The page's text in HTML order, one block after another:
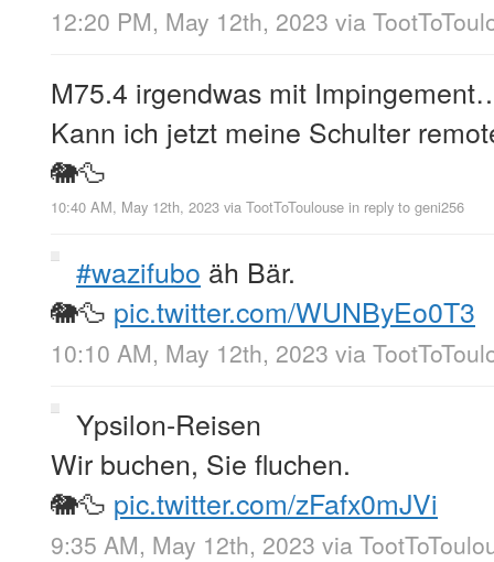
12:20 PM, May 12th, 2023 via
M75.4 irgendwas mit
Kann ich jetzt meine Schulter
🐘🦆
10:40 AM, May 12th, 2023 via TootToToulouse in reply to geni256
#wazifubo äh Bär.
🐘🦆 pic.twitter.com/WUNByEo0T3
10:10 AM, May 12th, 2023 via
Ypsilon-Reisen
Wir buchen, Sie fluchen.
🐘🦆 pic.twitter.com/zFafx0mJVi
9:35 AM, May 12th, 2023 via